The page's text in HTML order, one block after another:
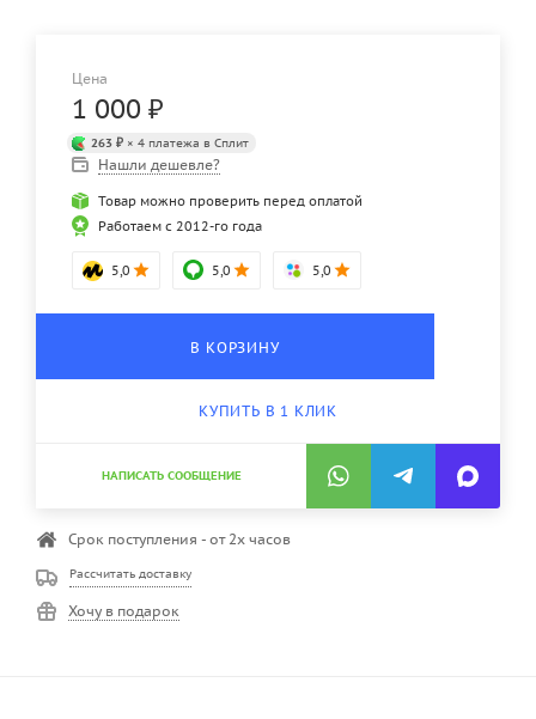
Цена
1 000 ₽
263 ₽ × 4 платежа в Сплит
Нашли дешевле?
Товар можно проверить перед оплатой
Работаем с 2012-го года
5,0 5,0 5,0
В КОРЗИНУ
КУПИТЬ В 1 КЛИК
НАПИСАТЬ СООБЩЕНИЕ
Срок поступления - от 2х часов
Рассчитать доставку
Хочу в подарок